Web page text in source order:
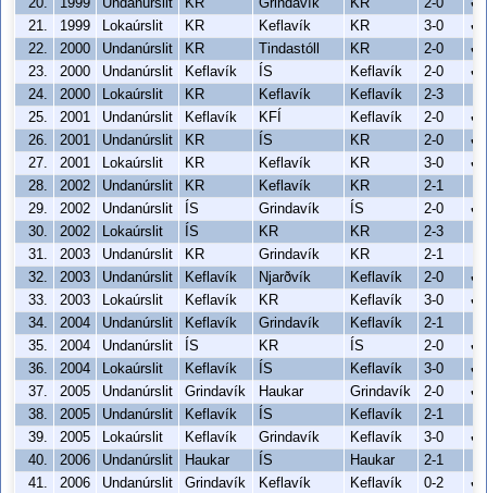
20.
1999 Undanúrslit KR Grindavík KR 2-0
✔
21.
1999 Lokaúrslit KR Keflavík KR 3-0
✔
22.
2000 Undanúrslit KR Tindastóll KR 2-0
✔
23.
2000 Undanúrslit Keflavík ÍS Keflavík 2-0
✔
24.
2000 Lokaúrslit KR Keflavík Keflavík
2-3
25.
2001 Undanúrslit Keflavík KFÍ Keflavík 2-0
✔
26.
2001 Undanúrslit KR ÍS KR 2-0
✔
27.
2001 Lokaúrslit KR Keflavík KR 3-0
✔
28.
2002 Undanúrslit KR Keflavík KR
2-1
29.
2002 Undanúrslit ÍS Grindavík ÍS 2-0
✔
30.
2002 Lokaúrslit ÍS KR KR
2-3
31.
2003 Undanúrslit KR Grindavík KR
2-1
32.
2003 Undanúrslit Keflavík Njarðvík Keflavík 2-0
✔
33.
2003 Lokaúrslit Keflavík KR Keflavík 3-0
✔
34.
2004 Undanúrslit Keflavík Grindavík Keflavík
2-1
35.
2004 Undanúrslit ÍS KR ÍS 2-0
✔
36.
2004 Lokaúrslit Keflavík ÍS Keflavík 3-0
✔
37.
2005 Undanúrslit Grindavík Haukar Grindavík 2-0
✔
38.
2005 Undanúrslit Keflavík ÍS Keflavík
2-1
39.
2005 Lokaúrslit Keflavík Grindavík Keflavík 3-0
✔
40.
2006 Undanúrslit Haukar ÍS Haukar
2-1
41.
2006 Undanúrslit Grindavík Keflavík Keflavík 0-2
✔